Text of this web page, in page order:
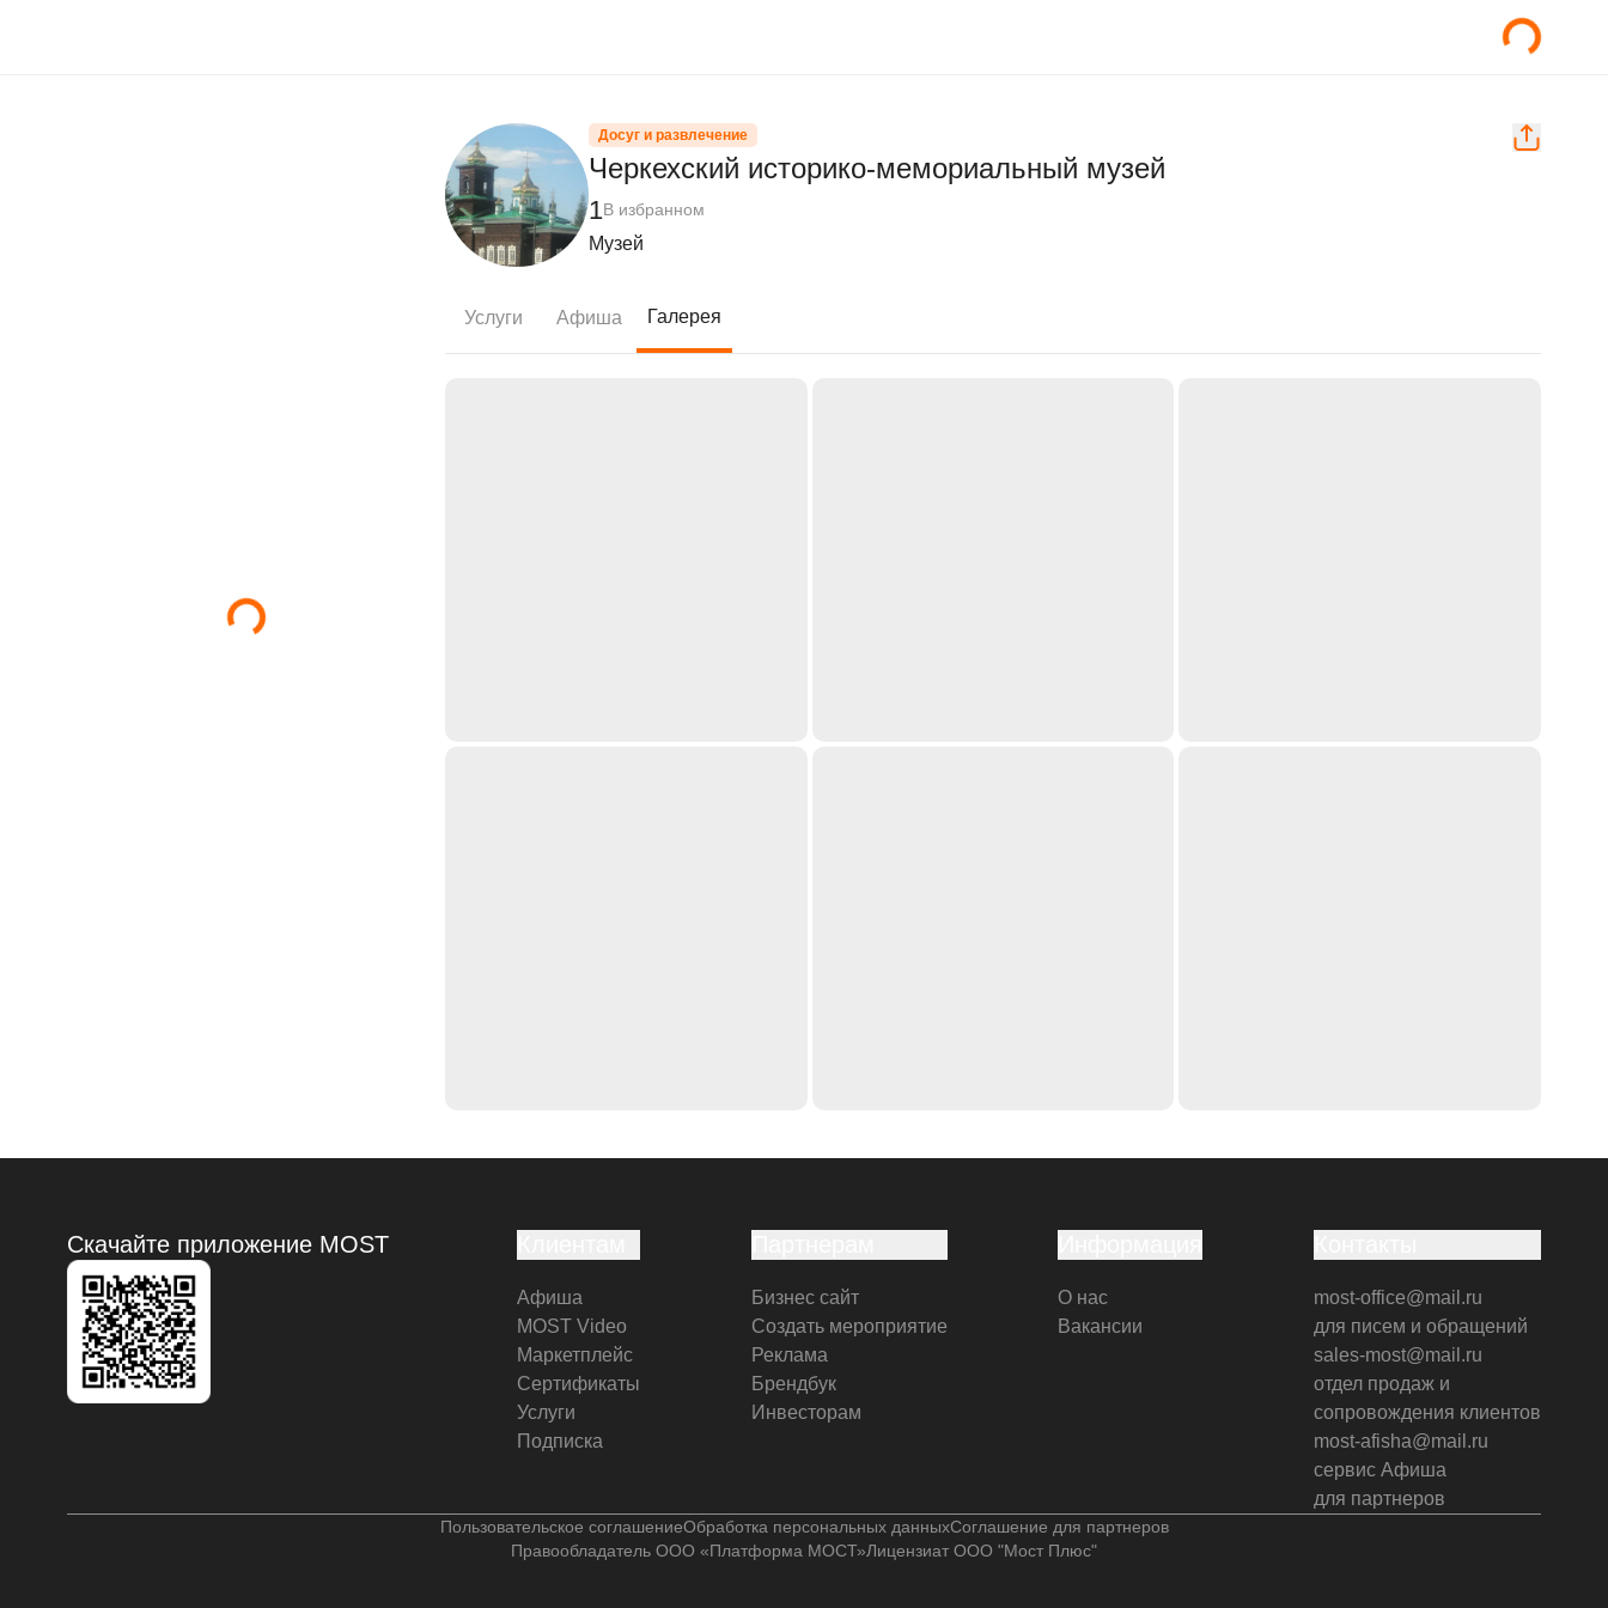
Досуг и развлечение
Черкехский историко-мемориальный музей
1В избранном
Музей
Услуги Афиша Галерея
Скачайте приложение MOST
Афиша
MOST Video
Маркетплейс
Сертификаты
Услуги
Подписка
Бизнес сайт
Создать мероприятие
Реклама
Брендбук
Инвесторам
О нас
Вакансии
most-office@mail.ru
для писем и обращений
sales-most@mail.ru
отдел продаж и
сопровождения клиентов
most-afisha@mail.ru
сервис Афиша
для партнеров
Пользовательское соглашениеОбработка персональных данныхСоглашение для партнеров
Правообладатель ООО «Платформа МОСТ»Лицензиат ООО "Мост Плюс"